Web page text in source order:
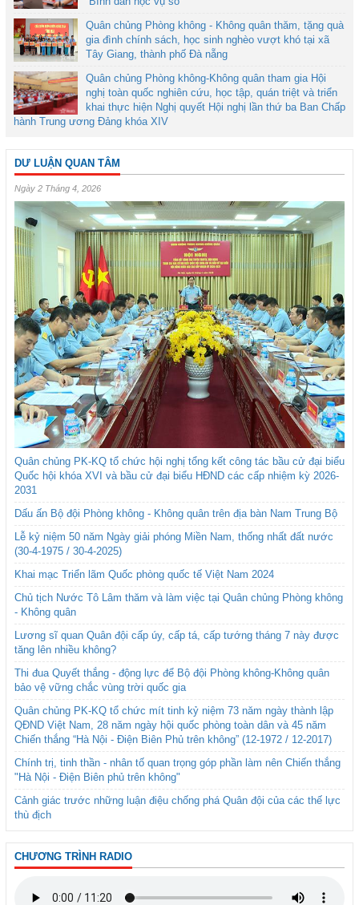
Quân chủng Phòng không - Không quân thăm, tặng quà
gia đình chính sách, học sinh nghèo vượt khó tại xã
Tây Giang, thành phố Đà nẵng
Quân chủng Phòng không-Không quân tham gia Hội
nghị toàn quốc nghiên cứu, học tập, quán triệt và triển
khai thực hiện Nghị quyết Hội nghị lần thứ ba Ban Chấp
hành Trung ương Đảng khóa XIV
DƯ LUẬN QUAN TÂM
Ngày 2 Tháng 4, 2026
Quân chủng PK-KQ tổ chức hội nghị tổng kết công tác bầu cử đại biểu
Quốc hội khóa XVI và bầu cử đại biểu HĐND các cấp nhiệm kỳ 2026-
2031
Dấu ấn Bộ đội Phòng không - Không quân trên địa bàn Nam Trung Bộ
Lễ kỷ niệm 50 năm Ngày giải phóng Miền Nam, thống nhất đất nước
(30-4-1975 / 30-4-2025)
Khai mạc Triển lãm Quốc phòng quốc tế Việt Nam 2024
Chủ tịch Nước Tô Lâm thăm và làm việc tại Quân chủng Phòng không
- Không quân
Lương sĩ quan Quân đội cấp úy, cấp tá, cấp tướng tháng 7 này được
tăng lên nhiều không?
Thi đua Quyết thắng - động lực để Bộ đội Phòng không-Không quân
bảo vệ vững chắc vùng trời quốc gia
Quân chủng PK-KQ tổ chức mít tinh kỷ niệm 73 năm ngày thành lập
QĐND Việt Nam, 28 năm ngày hội quốc phòng toàn dân và 45 năm
Chiến thắng “Hà Nội - Điện Biên Phủ trên không” (12-1972 / 12-2017)
Chính trị, tinh thần - nhân tố quan trọng góp phần làm nên Chiến thắng
"Hà Nội - Điện Biên phủ trên không"
Cảnh giác trước những luận điệu chống phá Quân đội của các thế lực
thù địch
CHƯƠNG TRÌNH RADIO